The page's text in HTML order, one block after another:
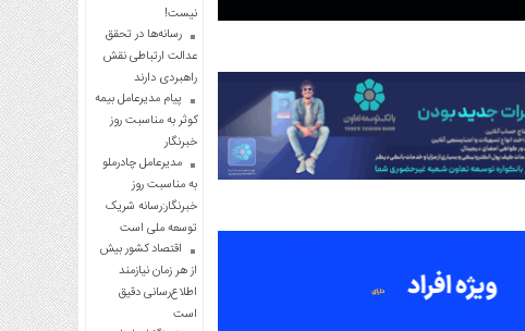
نیست!
رسانه‌ها در تحقق
عدالت ارتباطی نقش
راهبردی دارند
پیام مدیرعامل بیمه
کوثر به مناسبت روز
خبرنگار
مدیرعامل چادرملو
به مناسبت روز
خبرنگار:رسانه شریک
توسعه ملی است
اقتصاد کشور بیش
از هر زمان نیازمند
اطلاع‌رسانی دقیق
است